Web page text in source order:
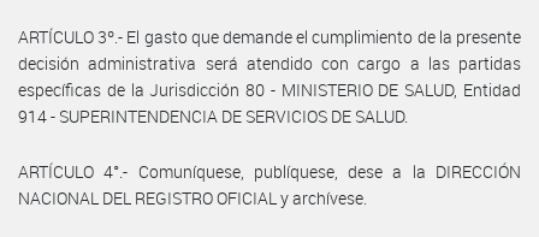
ARTÍCULO 3º.- El gasto que demande el cumplimiento de la presente
decisión administrativa será atendido con cargo a las partidas
específicas de la Jurisdicción 80 - MINISTERIO DE SALUD, Entidad
914 - SUPERINTENDENCIA DE SERVICIOS DE SALUD.
ARTÍCULO 4°.- Comuníquese, publíquese, dese a la DIRECCIÓN
NACIONAL DEL REGISTRO OFICIAL y archívese.